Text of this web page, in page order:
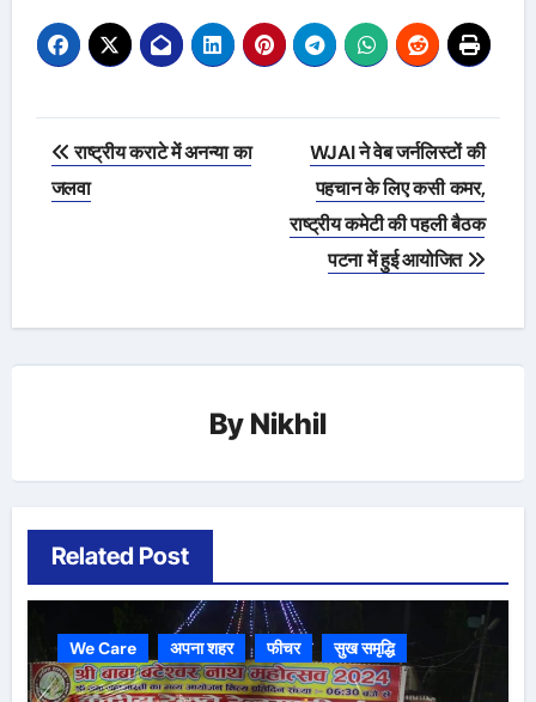
Post
navigation
राष्ट्रीय कराटे में अनन्या का
जलवा
WJAI ने वेब जर्नलिस्टों की
पहचान के लिए कसी कमर,
राष्ट्रीय कमेटी की पहली बैठक
पटना में हुई आयोजित
By Nikhil
Related Post
We Care अपना शहर फीचर सुख समृद्धि